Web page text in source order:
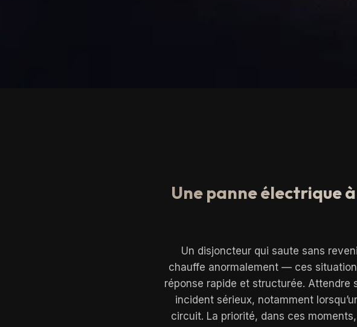
Une panne électrique
Un disjoncteur qui saute sans
chauffe anormalement — ces
réponse rapide et structurée. Attendre
incident sérieux, notamment
circuit. La priorité, dans ces